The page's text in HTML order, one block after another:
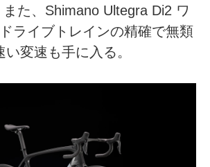
た、Shimano Ultegra Di2 ワ
ライブトレインの精確で無類
い変速も手に入る。